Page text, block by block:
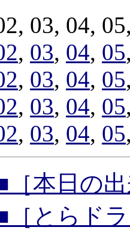
03, 04,
, 03, 04, 05
, 03, 04, 05
, 03, 04, 05
, 03, 04, 05
［本日の
［とらド